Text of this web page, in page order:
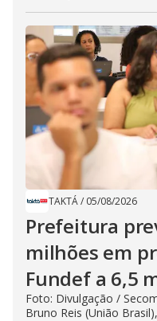
TAKTÁ/ 05/08/2026
Prefeitura
milhões em
Fundef a 6,5
Foto: Divulgação /
Bruno Reis (União